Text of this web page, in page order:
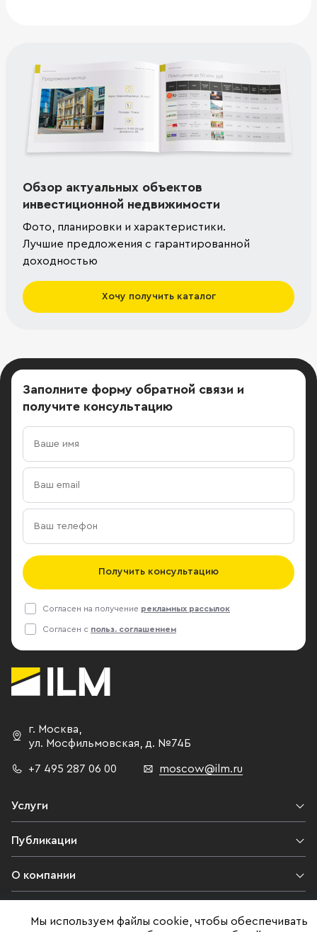
Обзор актуальных объектов
инвестиционной недвижимости
Фото, планировки и характеристики.
Лучшие предложения с гарантированной
доходностью
Хочу получить каталог
Заполните форму обратной связи и
получите консультацию
Получить консультацию
Согласен на получение рекламных рассылок
Согласен с польз. соглашением
г. Москва
ул. Мосфильмовская,
д. №74Б
+7 495 287 06 00 moscow@ilm.ru
Услуги
Публикации
О компании
Мы используем файлы cookie, чтобы обеспечивать